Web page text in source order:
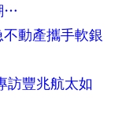
…
動產攜手軟銀
訪豐兆航太如